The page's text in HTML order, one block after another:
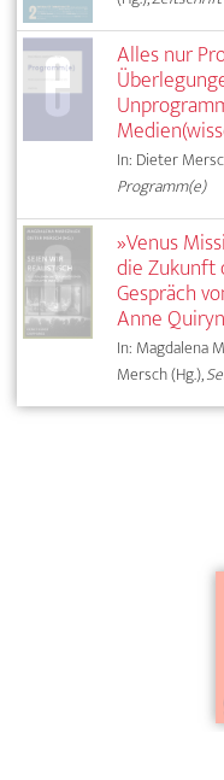
Alles nur
In: Dieter
Programm(e)
»Venus
die Zukunft
Gespräch
Anne
In: Magdalena
Mersch (Hg.),